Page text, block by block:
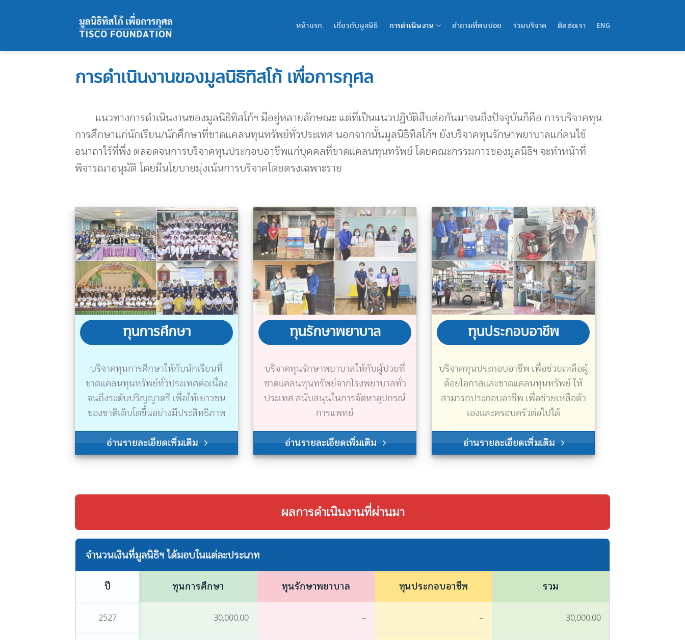
หน้าแรก เกี่ยวกับมูลนิธิ การดำเนินงาน คำถามที่พบบ่อย ร่วมบริจาค ติดต่อเรา ENG
การดำเนินงานของมูลนิธิทิสโก้ เพื่อการกุศล
แนวทางการดำเนินงานของมูลนิธิทิสโก้ฯ มีอยู่หลายลักษณะ แต่ที่เป็นแนวปฏิบัติสืบต่อกันมาจนถึงปัจจุบันก็คือ การบริจาคทุน
การศึกษาแก่นักเรียน/นักศึกษาที่ขาดแคลนทุนทรัพย์ทั่วประเทศ นอกจากนั้นมูลนิธิทิสโก้ฯ ยังบริจาคทุนรักษาพยาบาลแก่คนไข้
อนาถาไร้ที่พึ่ง ตลอดจนการบริจาคทุนประกอบอาชีพแก่บุคคลที่ขาดแคลนทุนทรัพย์ โดยคณะกรรมการของมูลนิธิฯ จะทำหน้าที่
พิจารณาอนุมัติ โดยมีนโยบายมุ่งเน้นการบริจาคโดยตรงเฉพาะราย
ทุนการศึกษา
บริจาคทุนการศึกษาให้กับนักเรียนที่
ขาดแคลนทุนทรัพย์ทั่วประเทศต่อเนื่อง
จนถึงระดับปริญญาตรี เพื่อให้เยาวชน
ของชาติเติบโตขึ้นอย่างมีประสิทธิภาพ
อ่านรายละเอียดเพิ่มเติม
ทุนรักษาพยาบาล
บริจาคทุนรักษาพยาบาลให้กับผู้ป่วยที่
ขาดแคลนทุนทรัพย์จากโรงพยาบาลทั่ว
ประเทศ สนับสนุนในการจัดหาอุปกรณ์
การแพทย์
อ่านรายละเอียดเพิ่มเติม
ทุนประกอบอาชีพ
บริจาคทุนประกอบอาชีพ เพื่อช่วยเหลือผู้
ด้อยโอกาสและขาดแคลนทุนทรัพย์ ให้
สามารถประกอบอาชีพ เพื่อช่วยเหลือตัว
เองและครอบครัวต่อไปได้
อ่านรายละเอียดเพิ่มเติม
ผลการดำเนินงานที่ผ่านมา
จำนวนเงินที่มูลนิธิฯ ได้มอบในแต่ละประเภท
ปี ทุนการศึกษา ทุนรักษาพยาบาล ทุนประกอบอาชีพ รวม
2527 30,000.00 – – 30,000.00